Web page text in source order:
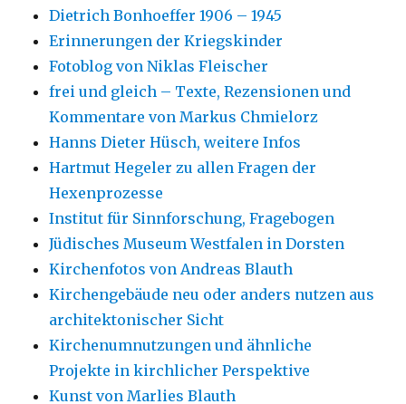
Dietrich Bonhoeffer 1906 – 1945
Erinnerungen der Kriegskinder
Fotoblog von Niklas Fleischer
frei und gleich – Texte, Rezensionen und
Kommentare von Markus Chmielorz
Hanns Dieter Hüsch, weitere Infos
Hartmut Hegeler zu allen Fragen der
Hexenprozesse
Institut für Sinnforschung, Fragebogen
Jüdisches Museum Westfalen in Dorsten
Kirchenfotos von Andreas Blauth
Kirchengebäude neu oder anders nutzen aus
architektonischer Sicht
Kirchenumnutzungen und ähnliche
Projekte in kirchlicher Perspektive
Kunst von Marlies Blauth